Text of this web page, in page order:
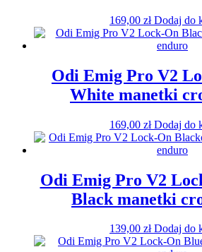
169,00 zł Dodaj do
Odi Emig Pro V2
White manetki
169,00 zł Dodaj do
Odi Emig Pro V2
Black manetki
139,00 zł Dodaj do